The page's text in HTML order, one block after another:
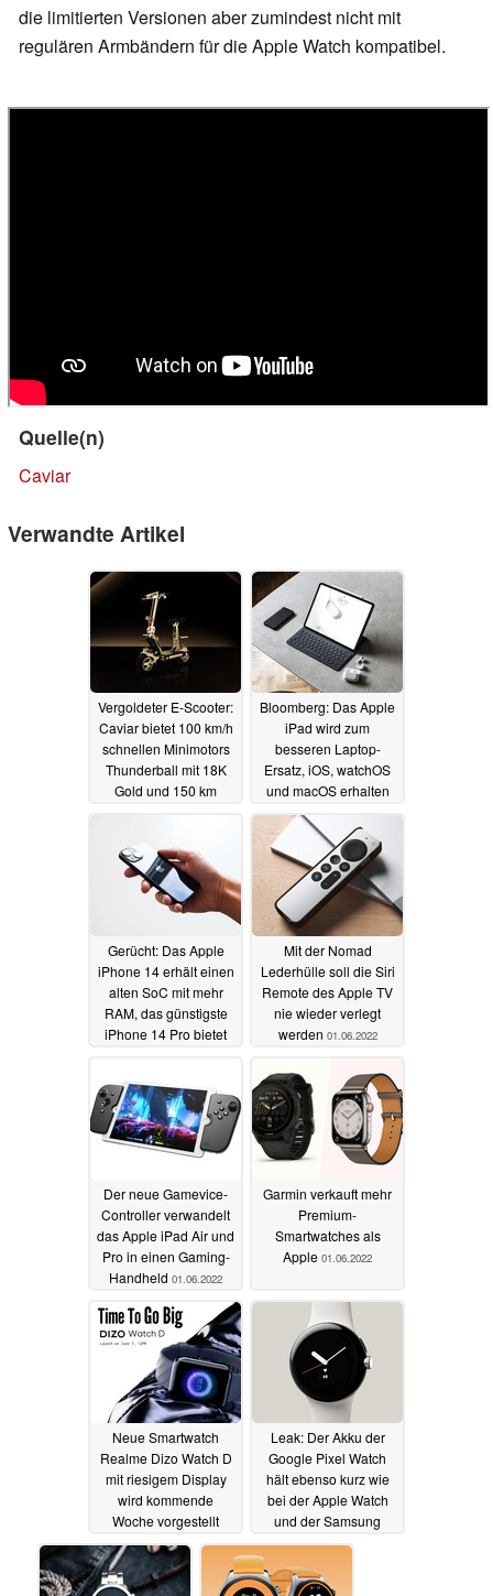
die limitierten Versionen aber zumindest nicht mit
regulären Armbändern für die Apple Watch kompatibel.
Quelle(n)
Caviar
Verwandte Artikel
Vergoldeter E-Scooter:
Caviar bietet 100 km/h
schnellen Minimotors
Thunderball mit 18K
Gold und 150 km
Reichweite an
Bloomberg: Das Apple
iPad wird zum
besseren Laptop-
Ersatz, iOS, watchOS
und macOS erhalten
umfangreiche Updates
02.06.2022
Gerücht: Das Apple
iPhone 14 erhält einen
alten SoC mit mehr
RAM, das günstigste
iPhone 14 Pro bietet
Mit der Nomad
Lederhülle soll die Siri
Remote des Apple TV
nie wieder verlegt
werden 01.06.2022
Der neue Gamevice-
Controller verwandelt
das Apple iPad Air und
Pro in einen Gaming-
Handheld 01.06.2022
Garmin verkauft mehr
Premium-
Smartwatches als
Apple 01.06.2022
Neue Smartwatch
Realme Dizo Watch D
mit riesigem Display
wird kommende
Woche vorgestellt
31.05.2022
Leak: Der Akku der
Google Pixel Watch
hält ebenso kurz wie
bei der Apple Watch
und der Samsung
Galaxy Watch4